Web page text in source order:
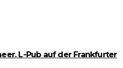
L-Pub auf der Frankfurter